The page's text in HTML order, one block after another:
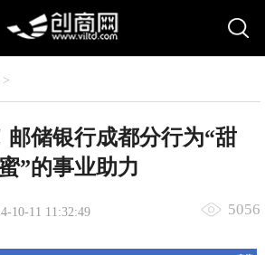
>
邮储银行成都分行为“甜
”的事业助力
10-11 11:32:49 5056